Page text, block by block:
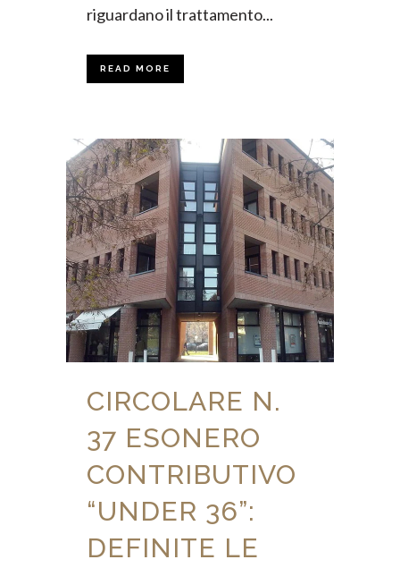
riguardano il trattamento...
READ MORE
CIRCOLARE N.
37 ESONERO
CONTRIBUTIVO
“UNDER 36”:
DEFINITE LE